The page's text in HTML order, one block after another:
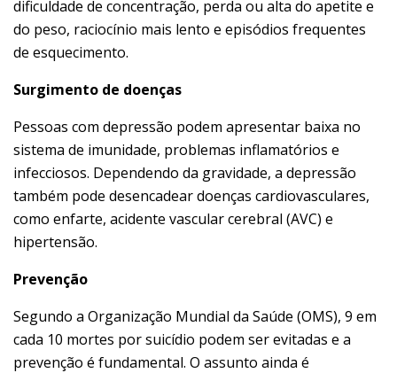
dificuldade de concentração, perda ou alta do apetite e
do peso, raciocínio mais lento e episódios frequentes
de esquecimento.
Surgimento de doenças
Pessoas com depressão podem apresentar baixa no
sistema de imunidade, problemas inflamatórios e
infecciosos. Dependendo da gravidade, a depressão
também pode desencadear doenças cardiovasculares,
como enfarte, acidente vascular cerebral (AVC) e
hipertensão.
Prevenção
Segundo a Organização Mundial da Saúde (OMS), 9 em
cada 10 mortes por suicídio podem ser evitadas e a
prevenção é fundamental. O assunto ainda é